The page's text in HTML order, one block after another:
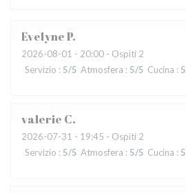
EvelyneP
2026-08-01 - 20:00 - Ospiti 2
Servizio : 5/5 Atmosfera : 5/5 Cucina : 5
valerie C
2026-07-31 - 19:45 - Ospiti 2
Servizio : 5/5 Atmosfera : 5/5 Cucina : 5